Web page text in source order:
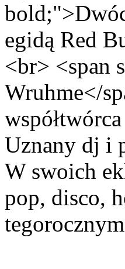
egidą Red
<br> <span
Wruhme</
Uznany dj i
W swoich
pop, disco,